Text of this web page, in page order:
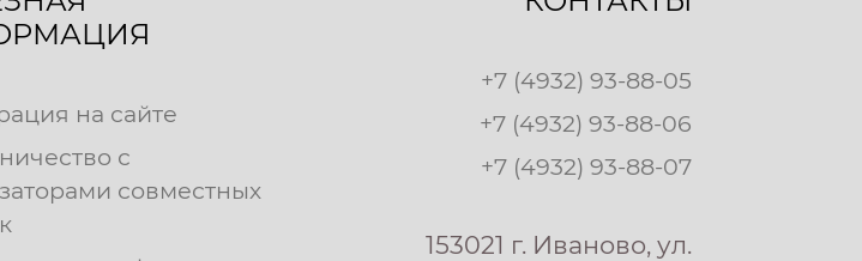
на сайте
с
совместных
+7 (4932) 93-88-05
+7 (4932) 93-88-06
+7 (4932) 93-88-07
153021 г. Иваново, ул.